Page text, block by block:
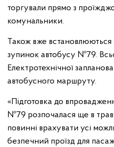
торгували прямо з
комунальники.
Також вже встановлюються
зупинок автобусу №79.
Електротехнічної
автобусного маршруту.
«Підготовка до
№79 розпочалася ще в
повинні врахувати усі
безпечний проїзд для